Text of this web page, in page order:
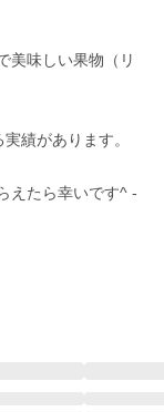
美味しい果物（リ
績があります。
えたら幸いです^ -